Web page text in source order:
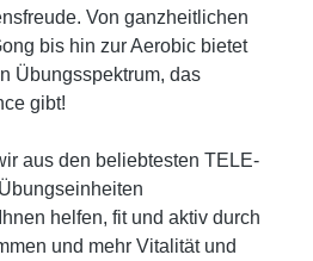
Von ganzheitlichen
bis hin zur Aerobic bietet
Übungsspektrum, das
gibt!
aus den beliebtesten TELE-
helfen, fit und aktiv durch
und mehr Vitalität und